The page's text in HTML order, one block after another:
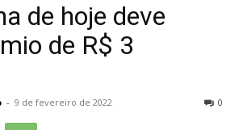
de hoje deve
de R$ 3
- 9 de fevereiro de 2022 0